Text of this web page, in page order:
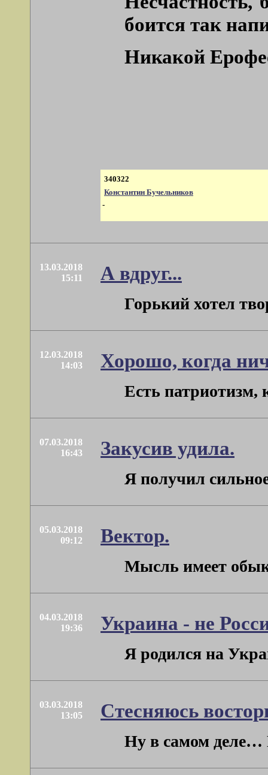
боится так
Никакой
340322
Константин Бучельников
-
13.03.2018
15:11
А вдруг...
Горький хотел
12.03.2018
14:03
Хорошо, когда
Есть патриотизм,
07.03.2018
16:43
Закусив удила.
Я получил
05.03.2018
09:12
Вектор.
Мысль имеет
04.03.2018
19:36
Украина - не
Я родился на
03.03.2018
13:05
Стесняюсь
Ну в самом деле…